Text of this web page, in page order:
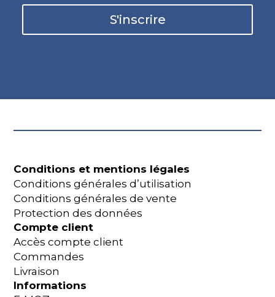
S'inscrire
Conditions et mentions légales
Conditions générales d’utilisation
Conditions générales de vente
Protection des données
Compte client
Accès compte client
Commandes
Livraison
Informations